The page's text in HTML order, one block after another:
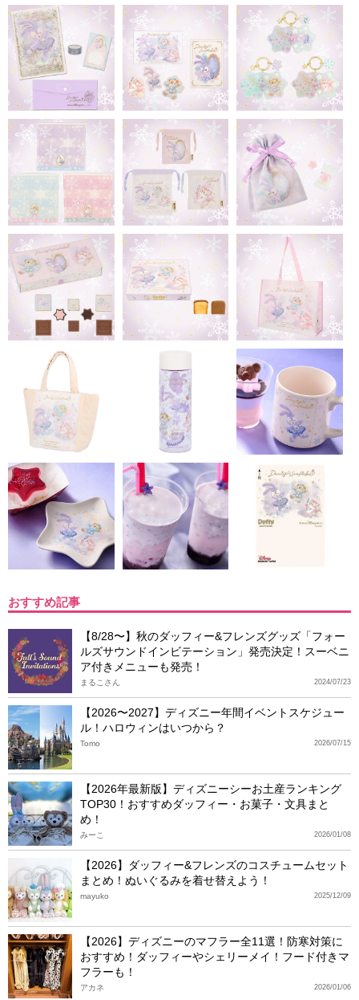
おすすめ記事
【8/28〜】秋のダッフィー&フレンズグッズ「フォー
ルズサウンドインビテーション」発売決定！スーベニ
ア付きメニューも発売！
2024/07/23
まるこさん
【2026〜2027】ディズニー年間イベントスケジュー
ル！ハロウィンはいつから？
2026/07/15
Tomo
【2026年最新版】ディズニーシーお土産ランキング
TOP30！おすすめダッフィー・お菓子・文具まと
め！
2026/01/08
みーこ
【2026】ダッフィー&フレンズのコスチュームセット
まとめ！ぬいぐるみを着せ替えよう！
2025/12/09
mayuko
【2026】ディズニーのマフラー全11選！防寒対策に
おすすめ！ダッフィーやシェリーメイ！フード付きマ
フラーも！
2026/01/06
アカネ